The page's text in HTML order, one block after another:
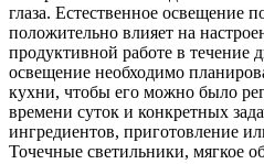
глаза. Естественное освещение
положительно влияет на
продуктивной работе в течение
освещение необходимо
кухни, чтобы его можно было
времени суток и конкретных
ингредиентов, приготовление
Точечные светильники, мягкое